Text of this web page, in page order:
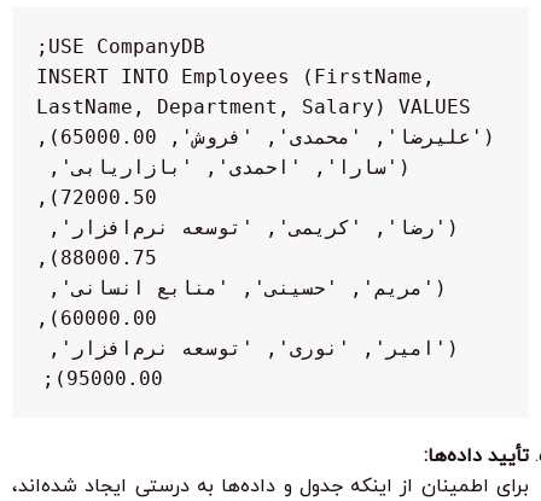
INSERT INTO Employees (FirstName,
95000.00);
تأیید داده‌ها:
برای اطمینان از اینکه جدول و داده‌ها به درستی ایجاد شده‌اند،